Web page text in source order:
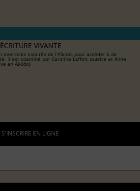
VIVANTE
inspirés de l’Aïkido, pour accéder à de
Il est coanimé par Caroline Laffon, autrice et Anne
en Aïkido)
S'INSCRIRE EN LIGNE